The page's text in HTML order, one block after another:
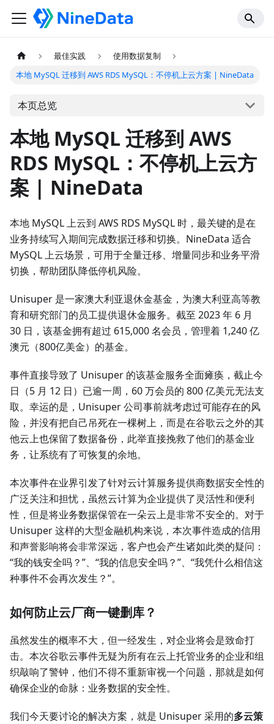
最佳实践
使用数据复制
本地 MySQL 迁移到 AWS RDS MySQL：不停机上云方案 | NineData
本页总览
本地 MySQL 迁移到 AWS
RDS MySQL：不停机上云方
案 | NineData
本地 MySQL 上云到 AWS RDS MySQL 时，最关键的是在
业务持续写入期间完成数据迁移和切换。NineData 适合
MySQL 上云场景，可用于全量迁移、增量同步和业务平滑
切换，帮助团队降低停机风险。
Unisuper 是一家澳大利亚退休金基金，为澳大利亚高等教
育和研究部门的员工提供退休金服务。截至 2023 年 6 月
30 日，该基金拥有超过 615,000 名会员，管理着 1,240 亿
澳元（800亿美金）的基金。
事件直接导致了 Unisuper 的该基金服务全面瘫痪，截止今
日（5 月 12 日）已逾一周，60 万会员的 800 亿美元无法支
取。幸运的是，Unisuper 公司事前就考虑过可能存在的风
险，并没有把自己吊死在一棵树上，而是在谷歌云之外的其
他云上也保留了数据备份，此举直接挽救了他们的基金业
务，让系统有了可恢复的余地。
本次事件在业界引发了针对云计算服务提供商数据安全性的
广泛关注和担忧，虽然云计算为企业提供了灵活性和便利
性，但是将业务数据保管在一朵云上是非常不安全的。对于
Unisuper 这样的大型金融机构来说，本次事件造成的信用
和声誉影响将会非常深远，客户也会产生诸如此类的疑问：
“我的钱安全吗？”、“我的信息安全吗？”、“我凭什么相信这
种事件不会再次发生？”。
如何防止云厂商一键删库？
虽然发生的概率不大，但一经发生，对企业将会是致命打
击。本次谷歌云事件无疑为所有在云上托管业务的企业和组
织敲响了警钟，他们不得不重新审视一个问题，那就是如何
确保企业的命脉：业务数据的安全性。
我们今天要讨论的解决方案，就是 Unisuper 采用的多云策